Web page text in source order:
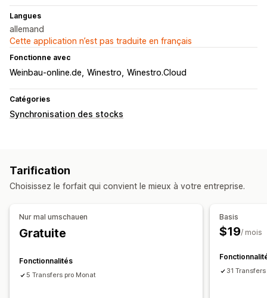
Langues
allemand
Cette application n’est pas traduite en français
Fonctionne avec
Weinbau-online.de Winestro Winestro.Cloud
Catégories
Synchronisation des stocks
Tarification
Choisissez le forfait qui convient le mieux à votre entreprise.
Nur mal umschauen
Gratuite
Fonctionnalités
5 Transfers pro Monat
Basis
$19/ mois
31